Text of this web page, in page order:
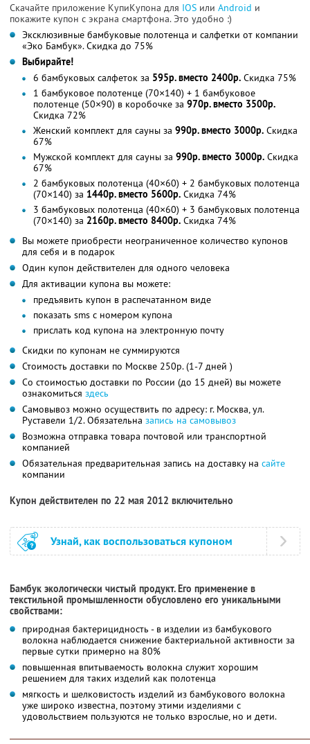
Скачайте приложение КупиКупона для IOS или Android и
покажите купон с экрана смартфона. Это удобно :)
Эксклюзивные бамбуковые полотенца и салфетки от компании
«Эко Бамбук». Скидка до 75%
Выбирайте!
6 бамбуковых салфеток за 595р. вместо 2400р. Скидка 75%
1 бамбуковое полотенце (70×140) + 1 бамбуковое
полотенце (50×90) в коробочке за 970р. вместо 3500р.
Скидка 72%
Женский комплект для сауны за 990р. вместо 3000р. Скидка
67%
Мужской комплект для сауны за 990р. вместо 3000р. Скидка
67%
2 бамбуковых полотенца (40×60) + 2 бамбуковых полотенца
(70×140) за 1440р. вместо 5600р. Скидка 74%
3 бамбуковых полотенца (40×60) + 3 бамбуковых полотенца
(70×140) за 2160р. вместо 8400р. Скидка 74%
Вы можете приобрести неограниченное количество купонов
для себя и в подарок
Один купон действителен для одного человека
Для активации купона вы можете:
предъявить купон в распечатанном виде
показать sms с номером купона
прислать код купона на электронную почту
Скидки по купонам не суммируются
Стоимость доставки по Москве 250р. (1-7 дней )
Со стоимостью доставки по России (до 15 дней) вы можете
ознакомиться здесь
Самовывоз можно осуществить по адресу: г. Москва, ул.
Руставели 1/2. Обязательна запись на самовывоз
Возможна отправка товара почтовой или транспортной
компанией
Обязательная предварительная запись на доставку на сайте
компании
Купон действителен по 22 мая 2012 включительно
Узнай, как воспользоваться купоном
Бамбук экологически чистый продукт. Его применение в
текстильной промышленности обусловлено его уникальными
свойствами:
природная бактерицидность - в изделии из бамбукового
волокна наблюдается снижение бактериальной активности за
первые сутки примерно на 80%
повышенная впитываемость волокна служит хорошим
решением для таких изделий как полотенца
мягкость и шелковистость изделий из бамбукового волокна
уже широко известна, поэтому этими изделиями с
удовольствием пользуются не только взрослые, но и дети.